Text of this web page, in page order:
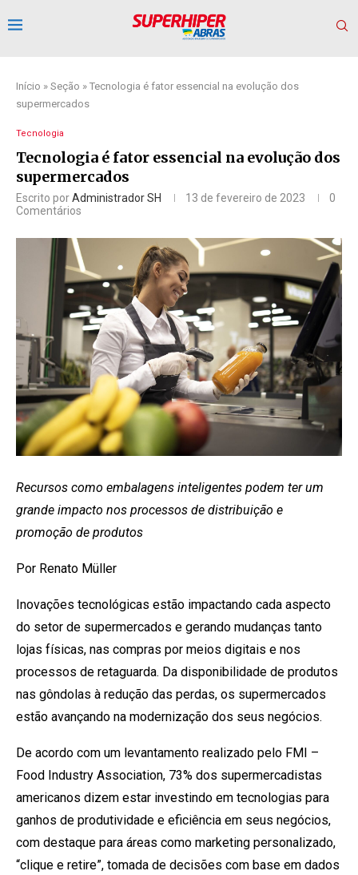
Início » Seção » Tecnologia é fator essencial na evolução dos
supermercados
Tecnologia
Tecnologia é fator essencial na evolução dos
supermercados
Escrito porAdministrador SH 13 de fevereiro de 2023
0
Comentários
Recursos como embalagens inteligentes podem ter um
grande impacto nos processos de distribuição e
promoção de produtos
Por Renato Müller
Inovações tecnológicas estão impactando cada aspecto
do setor de supermercados e gerando mudanças tanto
lojas físicas, nas compras por meios digitais e nos
processos de retaguarda. Da disponibilidade de produtos
nas gôndolas à redução das perdas, os supermercados
estão avançando na modernização dos seus negócios.
De acordo com um levantamento realizado pelo FMI –
Food Industry Association, 73% dos supermercadistas
americanos dizem estar investindo em tecnologias para
ganhos de produtividade e eficiência em seus negócios,
com destaque para áreas como marketing personalizado,
“clique e retire”, tomada de decisões com base em dados